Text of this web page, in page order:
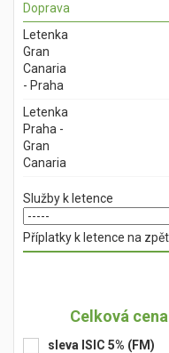
Doprava
Letenka
Gran
Canaria
- Praha
Letenka
Praha -
Gran
Canaria
Služby k letence
Příplatky k letence na
Celková
sleva ISIC 5% (FM)